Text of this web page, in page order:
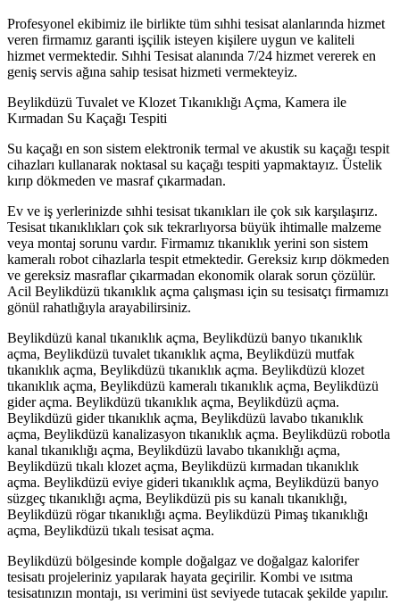
Profesyonel ekibimiz ile birlikte tüm sıhhi tesisat alanlarında hizmet
veren firmamız garanti işçilik isteyen kişilere uygun ve kaliteli
hizmet vermektedir. Sıhhi Tesisat alanında 7/24 hizmet vererek en
geniş servis ağına sahip tesisat hizmeti vermekteyiz.
Beylikdüzü Tuvalet ve Klozet Tıkanıklığı Açma, Kamera ile
Kırmadan Su Kaçağı Tespiti
Su kaçağı en son sistem elektronik termal ve akustik su kaçağı tespit
cihazları kullanarak noktasal su kaçağı tespiti yapmaktayız. Üstelik
kırıp dökmeden ve masraf çıkarmadan.
Ev ve iş yerlerinizde sıhhi tesisat tıkanıkları ile çok sık karşılaşırız.
Tesisat tıkanıklıkları çok sık tekrarlıyorsa büyük ihtimalle malzeme
veya montaj sorunu vardır. Firmamız tıkanıklık yerini son sistem
kameralı robot cihazlarla tespit etmektedir. Gereksiz kırıp dökmeden
ve gereksiz masraflar çıkarmadan ekonomik olarak sorun çözülür.
Acil Beylikdüzü tıkanıklık açma çalışması için su tesisatçı firmamızı
gönül rahatlığıyla arayabilirsiniz.
Beylikdüzü kanal tıkanıklık açma, Beylikdüzü banyo tıkanıklık
açma, Beylikdüzü tuvalet tıkanıklık açma, Beylikdüzü mutfak
tıkanıklık açma, Beylikdüzü tıkanıklık açma. Beylikdüzü klozet
tıkanıklık açma, Beylikdüzü kameralı tıkanıklık açma, Beylikdüzü
gider açma. Beylikdüzü tıkanıklık açma, Beylikdüzü açma.
Beylikdüzü gider tıkanıklık açma, Beylikdüzü lavabo tıkanıklık
açma, Beylikdüzü kanalizasyon tıkanıklık açma. Beylikdüzü robotla
kanal tıkanıklığı açma, Beylikdüzü lavabo tıkanıklığı açma,
Beylikdüzü tıkalı klozet açma, Beylikdüzü kırmadan tıkanıklık
açma. Beylikdüzü eviye gideri tıkanıklık açma, Beylikdüzü banyo
süzgeç tıkanıklığı açma, Beylikdüzü pis su kanalı tıkanıklığı,
Beylikdüzü rögar tıkanıklığı açma. Beylikdüzü Pimaş tıkanıklığı
açma, Beylikdüzü tıkalı tesisat açma.
Beylikdüzü bölgesinde komple doğalgaz ve doğalgaz kalorifer
tesisatı projeleriniz yapılarak hayata geçirilir. Kombi ve ısıtma
tesisatınızın montajı, ısı verimini üst seviyede tutacak şekilde yapılır.